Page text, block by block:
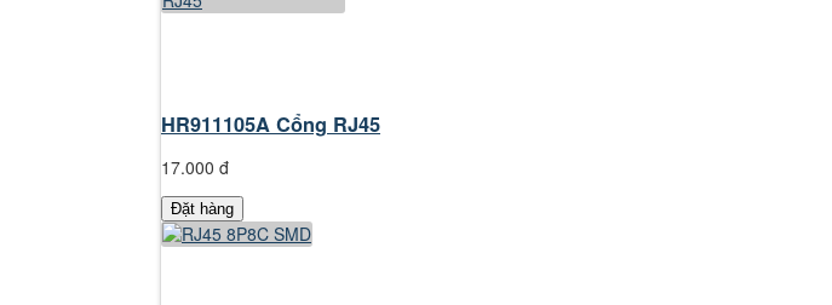
HR911105A Cổng RJ45
17.000 đ
Đặt hàng